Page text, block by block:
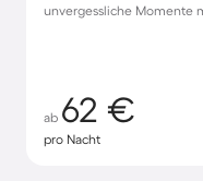
unvergessliche Momente
ab 62 €
pro Nacht